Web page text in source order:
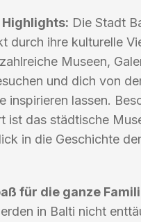
Die Stadt
durch ihre kulturelle
Museen,
und dich von
inspirieren lassen.
ist das städtische
in die Geschichte
für die ganze
in Balti nicht